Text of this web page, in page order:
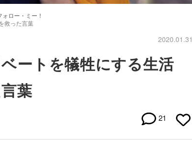
ォロー・ミー！
救った言葉
2020.01.31
ートを犠牲にする生活
葉
21